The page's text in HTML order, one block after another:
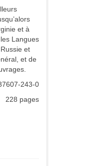
et à
Langues
et
et de
243-0
228 pages